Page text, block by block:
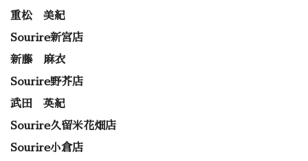
重松 美紀
Sourire新宮店
新藤 麻衣
Sourire野芥店
武田 英紀
Sourire久留米花畑店
Sourire小倉店